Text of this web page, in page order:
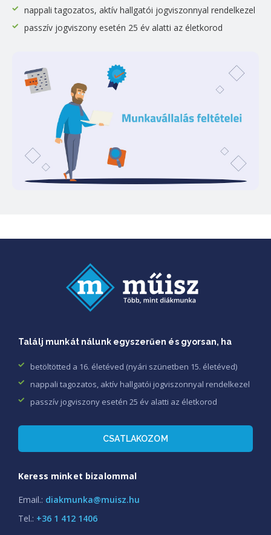
nappali tagozatos, aktív hallgatói jogviszonnyal rendelkezel
passzív jogviszony esetén 25 év alatti az életkorod
Találj munkát nálunk egyszerűen és gyorsan, ha
betöltötted a 16. életéved (nyári szünetben 15. életéved)
nappali tagozatos, aktív hallgatói jogviszonnyal rendelkezel
passzív jogviszony esetén 25 év alatti az életkorod
CSATLAKOZOM
Keress minket bizalommal
Email.: diakmunka@muisz.hu
Tel.: +36 1 412 1406